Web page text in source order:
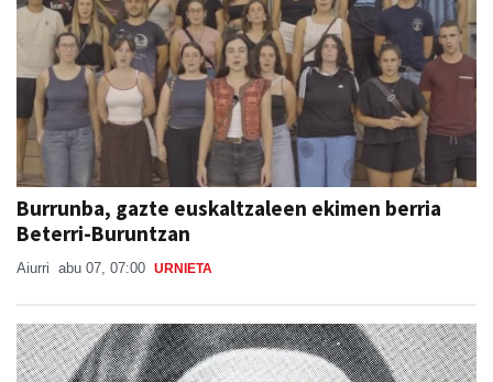
Burrunba, gazte euskaltzaleen ekimen berria
Beterri-Buruntzan
Aiurri abu 07, 07:00 URNIETA